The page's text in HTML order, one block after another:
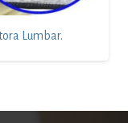
Lumbar.